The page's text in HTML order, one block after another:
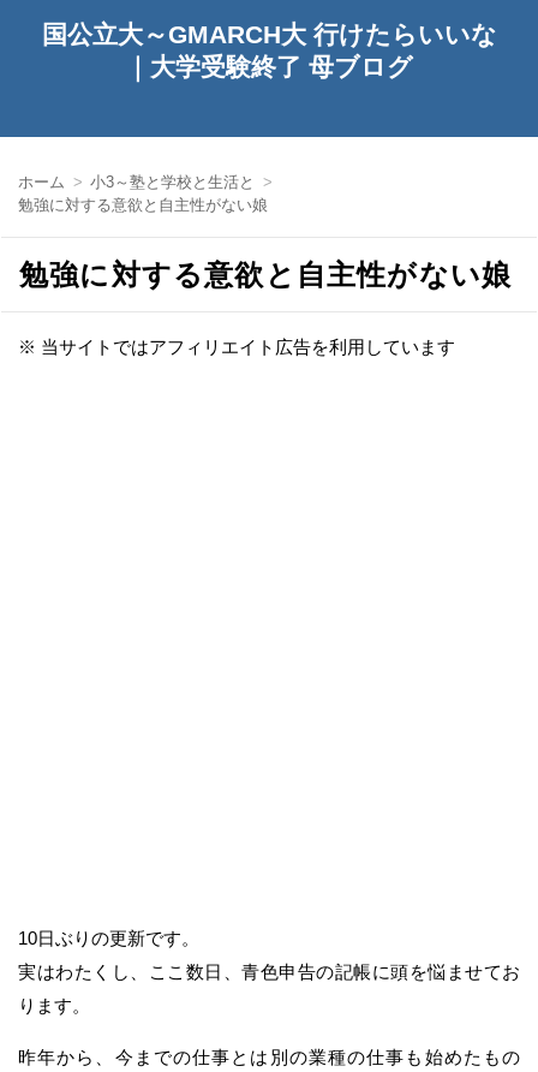
国公立大～GMARCH大 行けたらいいな
｜大学受験終了 母ブログ
ホーム
小3～塾と学校と生活と
勉強に対する意欲と自主性がない娘
勉強に対する意欲と自主性がない娘
※ 当サイトではアフィリエイト広告を利用しています
10日ぶりの更新です。
実はわたくし、ここ数日、青色申告の記帳に頭を悩ませてお
ります。
昨年から、今までの仕事とは別の業種の仕事も始めたもの